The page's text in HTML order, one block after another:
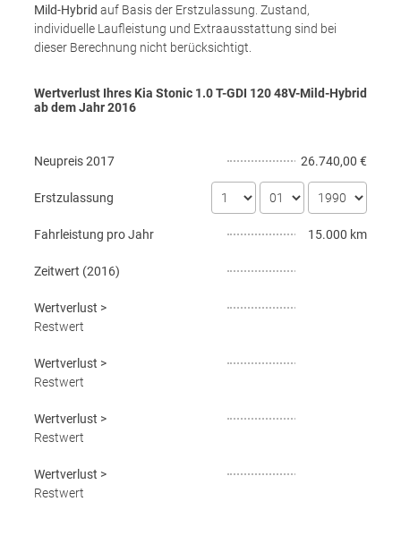
Mild-Hybrid auf Basis der Erstzulassung. Zustand,
individuelle Laufleistung und Extraausstattung sind bei
dieser Berechnung nicht berücksichtigt.
Wertverlust Ihres Kia Stonic 1.0 T-GDI 120 48V-Mild-Hybrid
ab dem Jahr2016
Neupreis2017 26.740,00 €
Erstzulassung
Fahrleistung pro Jahr 15.000 km
Zeitwert (2016)
Wertverlust >
Restwert
Wertverlust >
Restwert
Wertverlust >
Restwert
Wertverlust >
Restwert